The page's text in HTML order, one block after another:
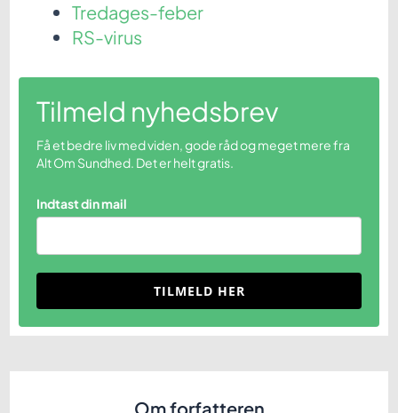
Tredages-feber
RS-virus
Tilmeld nyhedsbrev
Få et bedre liv med viden, gode råd og meget mere fra
Alt Om Sundhed. Det er helt gratis.
Indtast din mail
TILMELD HER
Om forfatteren